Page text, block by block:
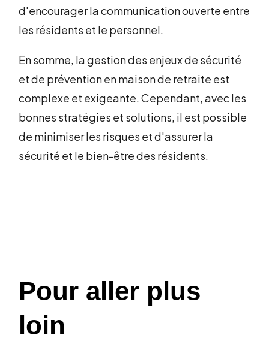
d'encourager la communication ouverte entre
les résidents et le personnel.
En somme, la gestion des enjeux de sécurité
et de prévention en maison de retraite est
complexe et exigeante. Cependant, avec les
bonnes stratégies et solutions, il est possible
de minimiser les risques et d'assurer la
sécurité et le bien-être des résidents.
Pour aller plus
loin